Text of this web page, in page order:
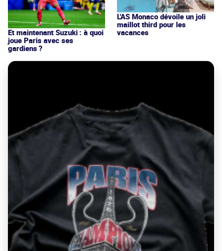
Et maintenant Suzuki : à quoi
joue Paris avec ses
gardiens ?
L'AS Monaco dévoile un joli
maillot third pour les
vacances